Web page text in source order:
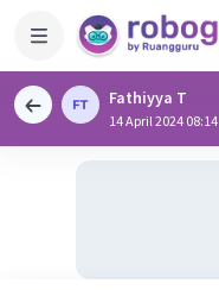
Fathiyya T
14 April 2024 08:14